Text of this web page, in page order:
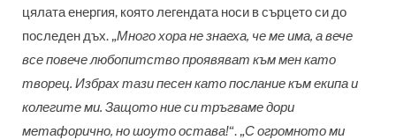
цялата енергия, коятолегендатаноси в сърцето си до
последен дъх. „Много хора не знаеха, че ме има, а вече
все повече любопитство проявяват към мен като
творец. Избрах тази песен като послание към екипа и
колегите ми. Защото ние си тръгваме дори
метафорично, но шоуто остава!“. „С огромното ми